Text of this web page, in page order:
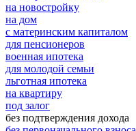
на новостройку
на дом
с материнским капиталом
для пенсионеров
военная ипотека
для молодой семьи
льготная ипотека
на квартиру
под залог
без подтверждения дохода